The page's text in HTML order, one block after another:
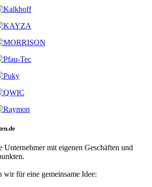
Unternehmer mit eigenen Geschäften und
wir für eine gemeinsame Idee: